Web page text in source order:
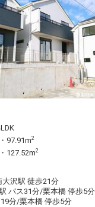
・97.91m2
・127.52m2
沢駅 徒歩21分
バス31分/栗本橋 停歩5分
分/栗本橋 停歩5分